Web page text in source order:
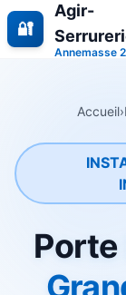
🔐
Agir-
Annemasse
Accueil›